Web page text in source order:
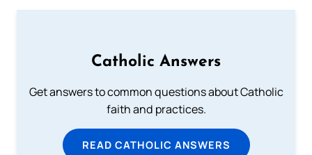
Catholic Answers
Get answers to common questions about Catholic
faith and practices.
READ CATHOLIC ANSWERS